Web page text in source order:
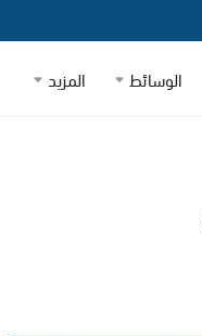
الوسائط المزيد